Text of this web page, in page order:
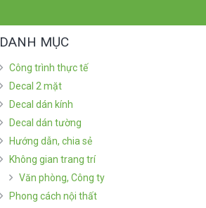
DANH MỤC
Công trình thực tế
Decal 2 mặt
Decal dán kính
Decal dán tường
Hướng dẫn, chia sẻ
Không gian trang trí
Văn phòng, Công ty
Phong cách nội thất